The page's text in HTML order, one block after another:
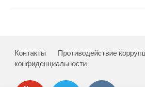
О журнале
Контакты Противодействие
конфиденциальности